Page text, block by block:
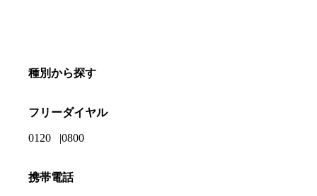
種別から探す
フリーダイヤル
0120 0800
携帯電話